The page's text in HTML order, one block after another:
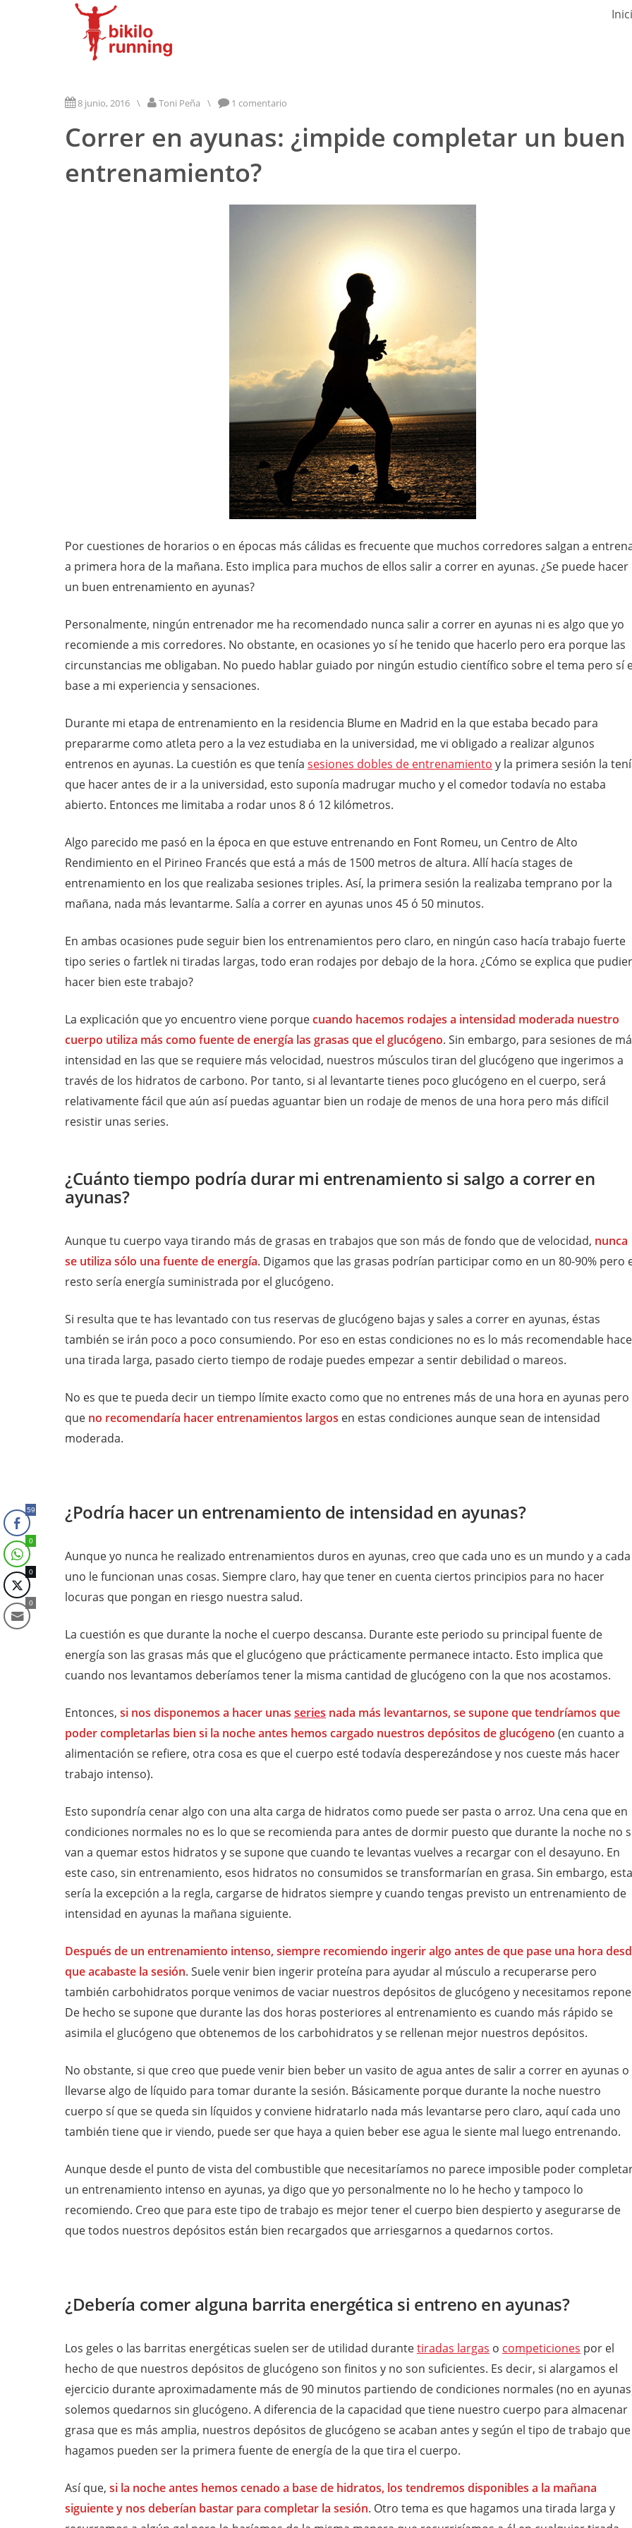
8 junio, 2016 \ Toni Peña \ 1 comentario
Correr en ayunas: ¿impide completar un buen
entrenamiento?
Por cuestiones de horarios o en épocas más cálidas es frecuente que muchos corredores salgan a
a primera hora de la mañana. Esto implica para muchos de ellos salir a correr en ayunas. ¿Se puede hacer
un buen entrenamiento en ayunas?
Personalmente, ningún entrenador me ha recomendado nunca salir a correr en ayunas ni es algo que yo
recomiende a mis corredores. No obstante, en ocasiones yo sí he tenido que hacerlo pero era porque las
circunstancias me obligaban. No puedo hablar guiado por ningún estudio científico sobre el tema pero sí
base a mi experiencia y sensaciones.
Durante mi etapa de entrenamiento en la residencia Blume en Madrid en la que estaba becado para
prepararme como atleta pero a la vez estudiaba en la universidad, me vi obligado a realizar algunos
entrenos en ayunas. La cuestión es que tenía sesiones dobles de entrenamiento y la primera sesión la
que hacer antes de ir a la universidad, esto suponía madrugar mucho y el comedor todavía no estaba
abierto. Entonces me limitaba a rodar unos 8 ó 12 kilómetros.
Algo parecido me pasó en la época en que estuve entrenando en Font Romeu, un Centro de Alto
Rendimiento en el Pirineo Francés que está a más de 1500 metros de altura. Allí hacía stages de
entrenamiento en los que realizaba sesiones triples. Así, la primera sesión la realizaba temprano por la
mañana, nada más levantarme. Salía a correr en ayunas unos 45 ó 50 minutos.
En ambas ocasiones pude seguir bien los entrenamientos pero claro, en ningún caso hacía trabajo fuerte
tipo series o fartlek ni tiradas largas, todo eran rodajes por debajo de la hora. ¿Cómo se explica que
hacer bien este trabajo?
La explicación que yo encuentro viene porquecuando hacemos rodajes a intensidad moderada nuestro
cuerpo utiliza más como fuente de energía las grasas que el glucógeno. Sin embargo, para sesiones de
intensidad en las que se requiere más velocidad, nuestros músculos tiran del glucógeno que ingerimos a
través de los hidratos de carbono. Por tanto, si al levantarte tienes poco glucógeno en el cuerpo, será
relativamente fácil que aún así puedas aguantar bien un rodaje de menos de una hora pero más difícil
resistir unas series.
¿Cuánto tiempo podría durar mi entrenamiento si salgo a correr en
ayunas?
Aunque tu cuerpo vaya tirando más de grasas en trabajos que son más de fondo que de velocidad, nunca
se utiliza sólo una fuente de energía. Digamos que las grasas podrían participar como en un 80-90% pero
resto sería energía suministrada por el glucógeno.
Si resulta que te has levantado con tus reservas de glucógeno bajas y sales a correr en ayunas, éstas
también se irán poco a poco consumiendo. Por eso en estas condiciones no es lo más recomendable
una tirada larga, pasado cierto tiempo de rodaje puedes empezar a sentir debilidad o mareos.
No es que te pueda decir un tiempo límite exacto como que no entrenes más de una hora en ayunas pero
que no recomendaría hacer entrenamientos largos en estas condiciones aunque sean de intensidad
moderada.
¿Podría hacer un entrenamiento de intensidad en ayunas?
Aunque yo nunca he realizado entrenamientos duros en ayunas, creo que cada uno es un mundo y a cada
uno le funcionan unas cosas. Siempre claro, hay que tener en cuenta ciertos principios para no hacer
locuras que pongan en riesgo nuestra salud.
La cuestión es que durante la noche el cuerpo descansa. Durante este periodo su principal fuente de
energía son las grasas más que el glucógeno que prácticamente permanece intacto. Esto implica que
cuando nos levantamos deberíamos tener la misma cantidad de glucógeno con la que nos acostamos.
Entonces, si nos disponemos a hacer unas series nada más levantarnos, se supone que tendríamos que
poder completarlas bien si la noche antes hemos cargado nuestros depósitos de glucógeno (en cuanto a
alimentación se refiere, otra cosa es que el cuerpo esté todavía desperezándose y nos cueste más hacer
trabajo intenso).
Esto supondría cenar algo con una alta carga de hidratos como puede ser pasta o arroz. Una cena que en
condiciones normales no es lo que se recomienda para antes de dormir puesto que durante la noche no
van a quemar estos hidratos y se supone que cuando te levantas vuelves a recargar con el desayuno. En
este caso, sin entrenamiento, esos hidratos no consumidos se transformarían en grasa. Sin embargo, esta
sería la excepción a la regla, cargarse de hidratos siempre y cuando tengas previsto un entrenamiento de
intensidad en ayunas la mañana siguiente.
Después de un entrenamiento intenso, siempre recomiendo ingerir algo antes de que pase una hora
que acabaste la sesión. Suele venir bien ingerir proteína para ayudar al músculo a recuperarse pero
también carbohidratos porque venimos de vaciar nuestros depósitos de glucógeno y necesitamos
De hecho se supone que durante las dos horas posteriores al entrenamiento es cuando más rápido se
asimila el glucógeno que obtenemos de los carbohidratos y se rellenan mejor nuestros depósitos.
No obstante, si que creo que puede venir bien beber un vasito de agua antes de salir a correr en ayunas o
llevarse algo de líquido para tomar durante la sesión. Básicamente porque durante la noche nuestro
cuerpo sí que se queda sin líquidos y conviene hidratarlo nada más levantarse pero claro, aquí cada uno
también tiene que ir viendo, puede ser que haya a quien beber ese agua le siente mal luego entrenando.
Aunque desde el punto de vista del combustible que necesitaríamos no parece imposible poder
un entrenamiento intenso en ayunas, ya digo que yo personalmente no lo he hecho y tampoco lo
recomiendo. Creo que para este tipo de trabajo es mejor tener el cuerpo bien despierto y asegurarse de
que todos nuestros depósitos están bien recargados que arriesgarnos a quedarnos cortos.
¿Debería comer alguna barrita energética si entreno en ayunas?
Los geles o las barritas energéticas suelen ser de utilidad durantetiradas largas o competiciones por el
hecho de que nuestros depósitos de glucógeno son finitos y no son suficientes. Es decir, si alargamos el
ejercicio durante aproximadamente más de 90 minutos partiendo de condiciones normales (no en
solemos quedarnos sin glucógeno. A diferencia de la capacidad que tiene nuestro cuerpo para almacenar
grasa que es más amplia, nuestros depósitos de glucógeno se acaban antes y según el tipo de trabajo que
hagamos pueden ser la primera fuente de energía de la que tira el cuerpo.
Así que, si la noche antes hemos cenado a base de hidratos, los tendremos disponibles a la mañana
siguiente y nos deberían bastar para completar la sesión. Otro tema es que hagamos una tirada larga y
59
0
0
0